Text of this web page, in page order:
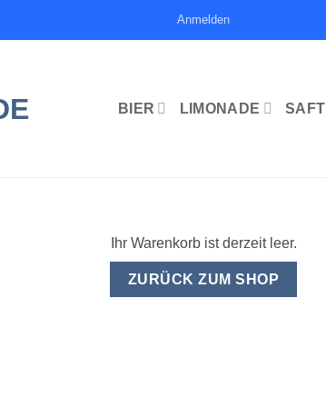
Anmelden
BIER LIMONADE SAFT
Ihr Warenkorb ist derzeit leer.
ZURÜCK ZUM SHOP